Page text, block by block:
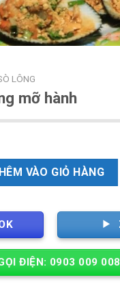
LÔNG
mỡ hành
VÀO GIỎ HÀNG
ĐIỆN: 0903 009 008